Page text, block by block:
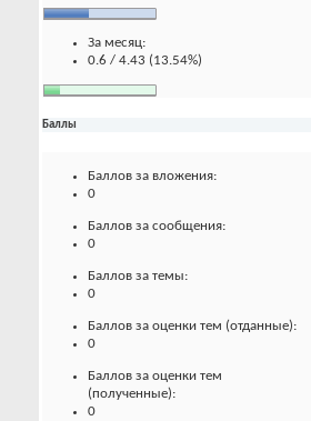
За месяц:
0.6 / 4.43 (13.54%)
Баллы
Баллов за вложения:
0
Баллов за сообщения:
0
Баллов за темы:
0
Баллов за оценки тем (отданные):
0
Баллов за оценки тем
(полученные):
0